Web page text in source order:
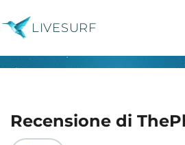
LIVESURF
Recensione di